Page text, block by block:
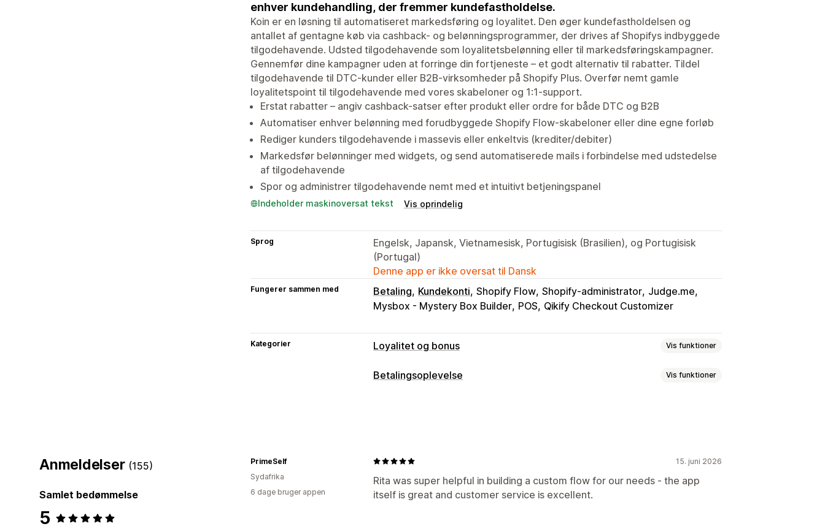
enhver kundehandling, der fremmer kundefastholdelse.
Koin er en løsning til automatiseret markedsføring og loyalitet. Den øger kundefastholdelsen og
antallet af gentagne køb via cashback- og belønningsprogrammer, der drives af Shopifys indbyggede
tilgodehavende. Udsted tilgodehavende som loyalitetsbelønning eller til markedsføringskampagner.
Gennemfør dine kampagner uden at forringe din fortjeneste – et godt alternativ til rabatter. Tildel
tilgodehavende til DTC-kunder eller B2B-virksomheder på Shopify Plus. Overfør nemt gamle
loyalitetspoint til tilgodehavende med vores skabeloner og 1:1-support.
Erstat rabatter – angiv cashback-satser efter produkt eller ordre for både DTC og B2B
Automatiser enhver belønning med forudbyggede Shopify Flow-skabeloner eller dine egne forløb
Rediger kunders tilgodehavende i massevis eller enkeltvis (krediter/debiter)
Markedsfør belønninger med widgets, og send automatiserede mails i forbindelse med udstedelse
af tilgodehavende
Spor og administrer tilgodehavende nemt med et intuitivt betjeningspanel
Indeholder maskinoversat tekst Vis oprindelig
Sprog
Engelsk, Japansk, Vietnamesisk, Portugisisk (Brasilien), og Portugisisk
(Portugal)
Denne app er ikke oversat til Dansk
Fungerer sammen med Betaling Kundekonti Shopify Flow Shopify-administrator Judge.me
Mysbox - Mystery Box Builder POS Qikify Checkout Customizer
Kategorier Loyalitet og bonus Vis funktioner
Programtyper
Point Kontant tilbagebetaling
Tilpassede belønninger
Betalingsoplevelse Vis funktioner
Anmeldelser (155)
Samlet bedømmelse
5
15. juni 2026
Rita was super helpful in building a custom flow for our needs - the app
itself is great and customer service is excellent.
PrimeSelf
Sydafrika
6 dage bruger appen